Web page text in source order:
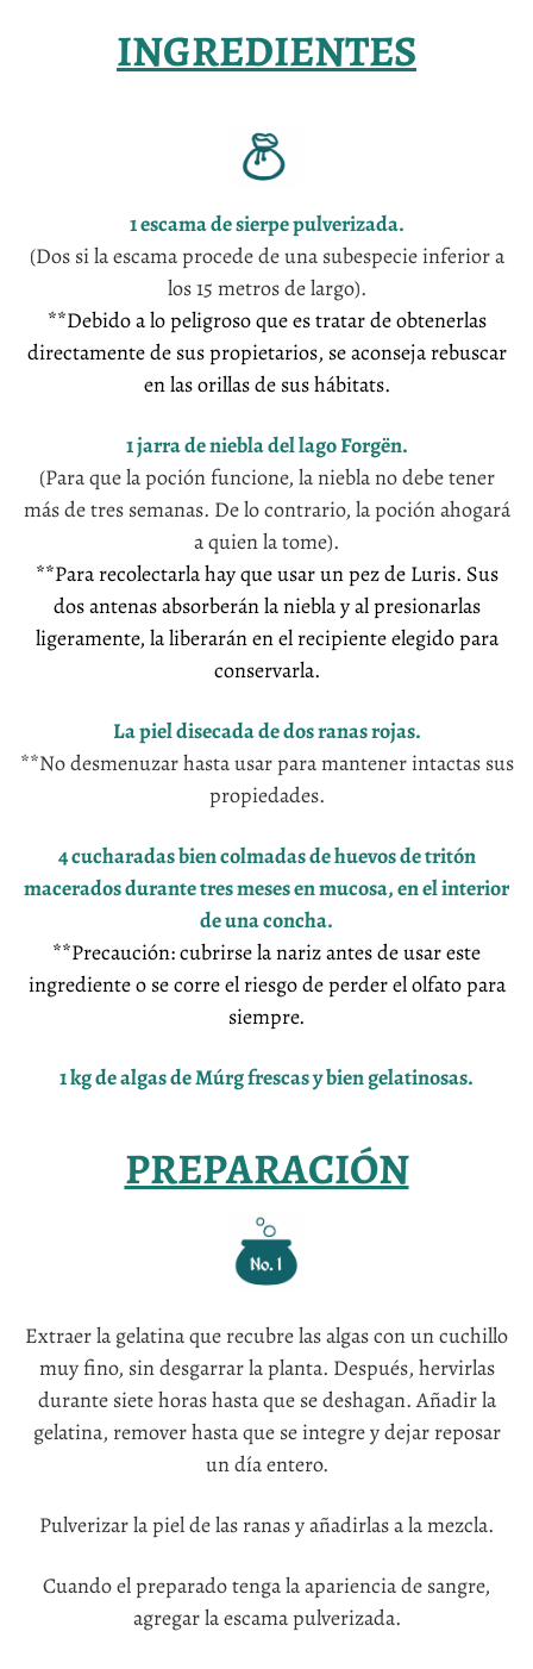
INGREDIENTES
1 escama de sierpe pulverizada.
(Dos si la escama procede de una subespecie inferior a
los 15 metros de largo).
**Debido a lo peligroso que es tratar de obtenerlas
directamente de sus propietarios, se aconseja rebuscar
en las orillas de sus hábitats.
1 jarra de niebla del lago Forgën.
(Para que la poción funcione, la niebla no debe tener
más de tres semanas. De lo contrario, la poción ahogará
a quien la tome).
**Para recolectarla hay que usar un pez de Luris. Sus
dos antenas absorberán la niebla y al presionarlas
ligeramente, la liberarán en el recipiente elegido para
conservarla.
La piel disecada de dos ranas rojas.
**No desmenuzar hasta usar para mantener intactas sus
propiedades.
4 cucharadas bien colmadas de huevos de tritón
macerados durante tres meses en mucosa, en el interior
de una concha.
**Precaución: cubrirse la nariz antes de usar este
ingrediente o se corre el riesgo de perder el olfato para
siempre.
1 kg de algas de Múrg frescas y bien gelatinosas.
PREPARACIÓN
Extraer la gelatina que recubre las algas con un cuchillo
muy fino, sin desgarrar la planta. Después, hervirlas
durante siete horas hasta que se deshagan. Añadir la
gelatina, remover hasta que se integre y dejar reposar
un día entero.
Pulverizar la piel de las ranas y añadirlas a la mezcla.
Cuando el preparado tenga la apariencia de sangre,
agregar la escama pulverizada.